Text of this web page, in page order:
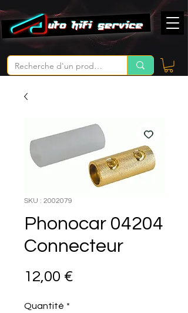
SKU : 2002079
Phonocar 04204
Connecteur
12,00 €
Quantité *